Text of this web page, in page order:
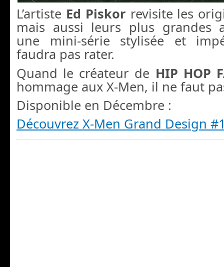
L’artiste Ed Piskor revisite les
mais aussi leurs plus grandes
une mini-série stylisée et
faudra pas rater.
Quand le créateur de HIP HOP
hommage aux X-Men, il ne faut
Disponible en Décembre :
Découvrez X-Men Grand Design